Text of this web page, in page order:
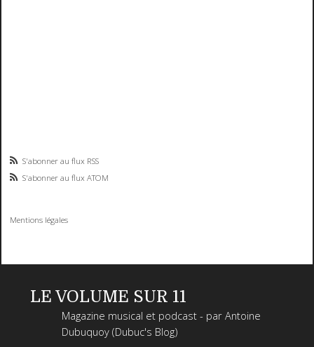
S'abonner au flux RSS
S'abonner au flux ATOM
Mentions légales
LE VOLUME SUR 11
Magazine musical et podcast - par Antoine
Dubuquoy (Dubuc's Blog)